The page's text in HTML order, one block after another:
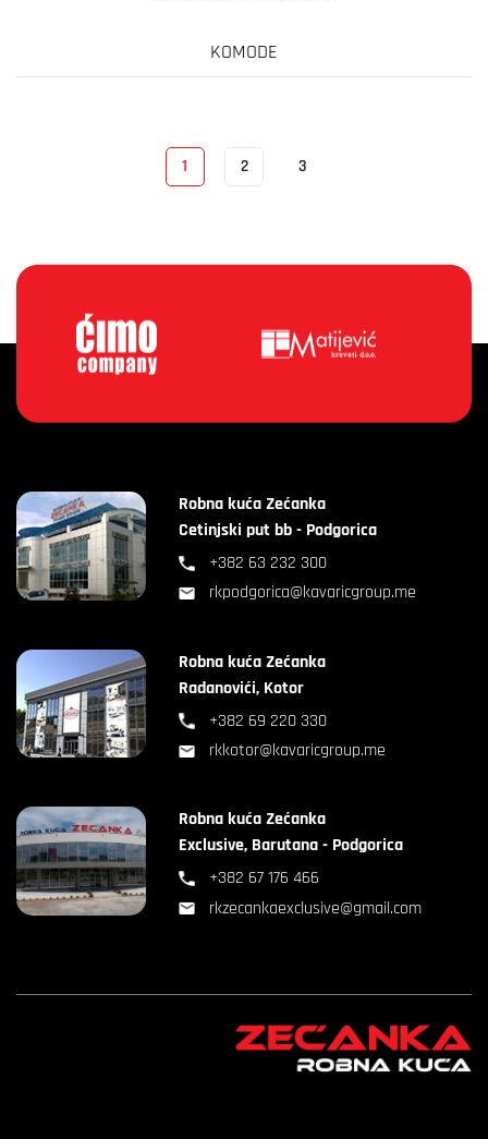
KOMODE
1 2 3
Robna kuća Zećanka
Cetinjski put bb - Podgorica
+382 63 232 300
rkpodgorica@kavaricgroup.me
Robna kuća Zećanka
Radanovići, Kotor
+382 69 220 330
rkkotor@kavaricgroup.me
Robna kuća Zećanka
Exclusive, Barutana - Podgorica
+382 67 176 466
rkzecankaexclusive@gmail.com